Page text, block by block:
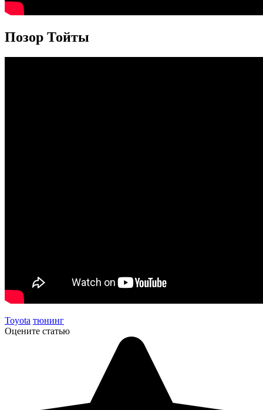
Позор Тойты
Toyota тюнинг
Оцените статью